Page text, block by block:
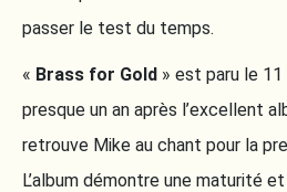
passer le test du temps.
« Brass for Gold » est paru le
presque un an après l’excellent
retrouve Mike au chant pour la
L’album démontre une maturité